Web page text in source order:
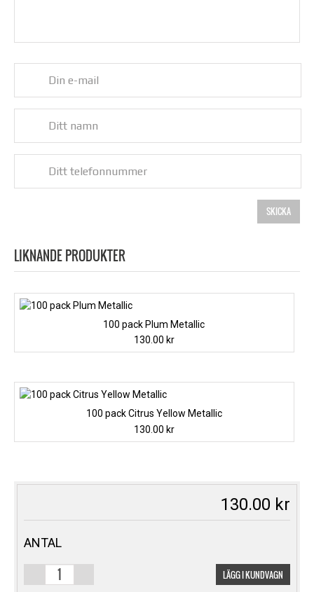
LIKNANDE PRODUKTER
100 pack Plum Metallic
130.00 kr
100 pack Citrus Yellow Metallic
130.00 kr
130.00 kr
ANTAL
LÄGG I KUNDVAGN